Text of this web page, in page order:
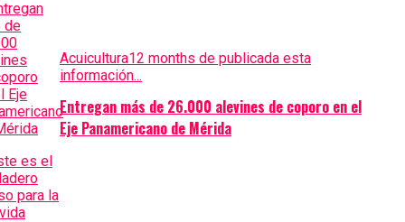
Acuicultura12 months de publicada esta
información...
Entregan más de 26.000 alevines de coporo en el
Eje Panamericano de Mérida